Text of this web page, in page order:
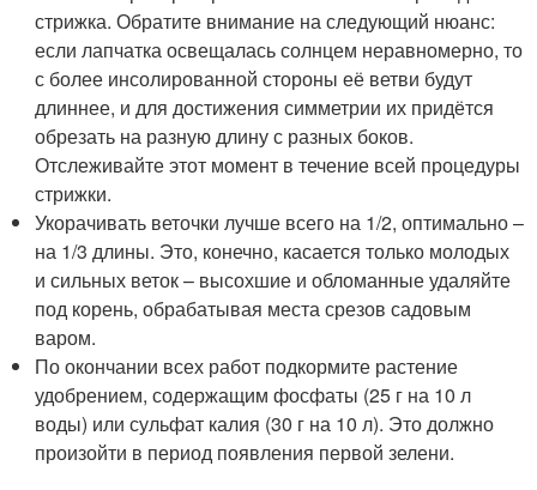
стрижка. Обратите внимание на следующий нюанс:
если лапчатка освещалась солнцем неравномерно, то
с более инсолированной стороны её ветви будут
длиннее, и для достижения симметрии их придётся
обрезать на разную длину с разных боков.
Отслеживайте этот момент в течение всей процедуры
стрижки.
Укорачивать веточки лучше всего на 1/2, оптимально –
на 1/3 длины. Это, конечно, касается только молодых
и сильных веток – высохшие и обломанные удаляйте
под корень, обрабатывая места срезов садовым
варом.
По окончании всех работ подкормите растение
удобрением, содержащим фосфаты (25 г на 10 л
воды) или сульфат калия (30 г на 10 л). Это должно
произойти в период появления первой зелени.